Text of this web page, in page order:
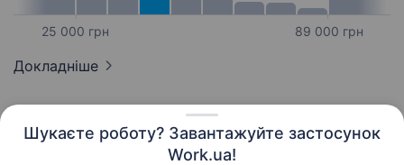
Шукаєте роботу? Завантажуйте застосунок
Work.ua!
25 000 грн 89 000 грн
Докладніше